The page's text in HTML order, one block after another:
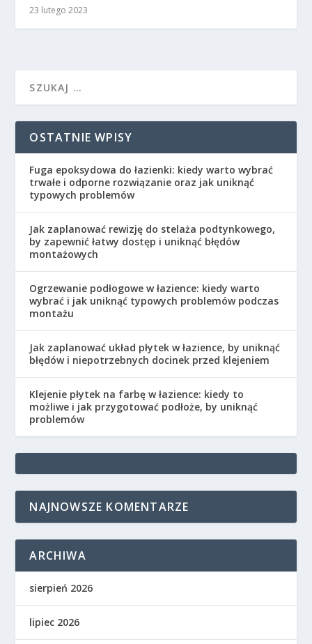
23 lutego 2023
OSTATNIE WPISY
Fuga epoksydowa do łazienki: kiedy warto wybrać
trwałe i odporne rozwiązanie oraz jak uniknąć
typowych problemów
Jak zaplanować rewizję do stelaża podtynkowego,
by zapewnić łatwy dostęp i uniknąć błędów
montażowych
Ogrzewanie podłogowe w łazience: kiedy warto
wybrać i jak uniknąć typowych problemów podczas
montażu
Jak zaplanować układ płytek w łazience, by uniknąć
błędów i niepotrzebnych docinek przed klejeniem
Klejenie płytek na farbę w łazience: kiedy to
możliwe i jak przygotować podłoże, by uniknąć
problemów
NAJNOWSZE KOMENTARZE
ARCHIWA
sierpień 2026
lipiec 2026